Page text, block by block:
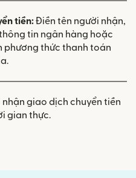
tiền:Điền tên người nhận,
tin ngân hàng hoặc
phương thức thanh toán
nhận giao dịch chuyển tiền
gian thực.